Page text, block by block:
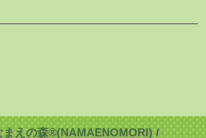
えの森®(NAMAENOMORI) /